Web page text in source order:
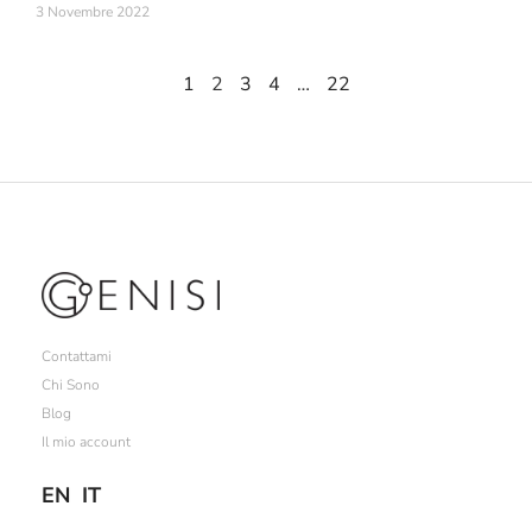
3 Novembre 2022
1 2 3 4 … 22
Contattami
Chi Sono
Blog
Il mio account
EN IT